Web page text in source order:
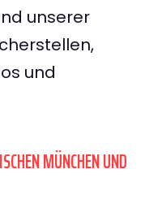
unserer
und
MÜNCHEN UND